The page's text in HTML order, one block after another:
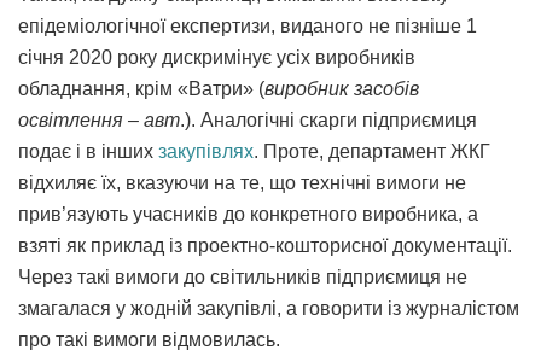
епідеміологічної експертизи, виданого не пізніше 1
січня 2020 року дискримінує усіх виробників
обладнання, крім «Ватри» (виробник засобів
освітлення – авт.). Аналогічні скарги підприємиця
подає і в інших закупівлях. Проте, департамент ЖКГ
відхиляє їх, вказуючи на те, що технічні вимоги не
прив’язують учасників до конкретного виробника, а
взяті як приклад із проектно-кошторисної документації.
Через такі вимоги до світильників підприємиця не
змагалася у жодній закупівлі, а говорити із журналістом
про такі вимоги відмовилась.